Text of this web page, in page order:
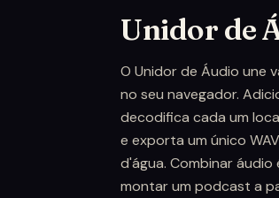
Unidor de
O Unidor de Áudio une
no seu navegador.
decodifica cada um
e exporta um único
d'água. Combinar
montar um podcast a